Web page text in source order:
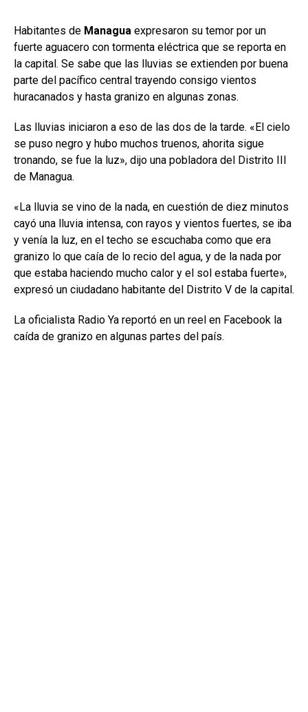
Habitantes de Managua expresaron su temor por un
fuerte aguacero con tormenta eléctrica que se reporta en
la capital. Se sabe que las lluvias se extienden por buena
parte del pacífico central trayendo consigo vientos
huracanados y hasta granizo en algunas zonas.
Las lluvias iniciaron a eso de las dos de la tarde. «El cielo
se puso negro y hubo muchos truenos, ahorita sigue
tronando, se fue la luz», dijo una pobladora del Distrito III
de Managua.
«La lluvia se vino de la nada, en cuestión de diez minutos
cayó una lluvia intensa, con rayos y vientos fuertes, se iba
y venía la luz, en el techo se escuchaba como que era
granizo lo que caía de lo recio del agua, y de la nada por
que estaba haciendo mucho calor y el sol estaba fuerte»,
expresó un ciudadano habitante del Distrito V de la capital.
La oficialista Radio Ya reportó en un reel en Facebook la
caída de granizo en algunas partes del país.